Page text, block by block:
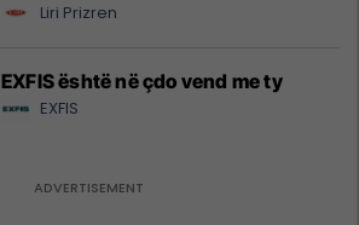
Liri Prizren
EXFIS është në çdo vend me ty
EXFIS